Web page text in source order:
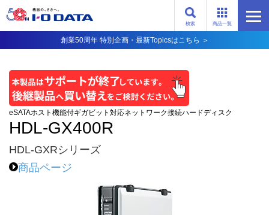
商品一覧
検索
創業50周年 特別企画・最新Topicsはこちら ＞
eSATAホスト機能付ギガビット対応ネットワーク接続ハードディスク
HDL-GX400R
HDL-GXRシリーズ
商品ページ